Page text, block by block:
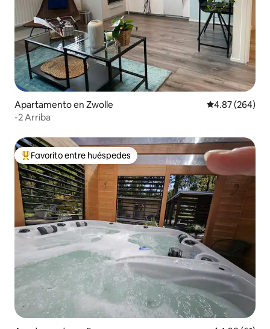
Apartamento en Zwolle Calificación
4.87 (264)
-2 Arriba
Favorito entre huéspedes preferido
Favorito entre huéspedes